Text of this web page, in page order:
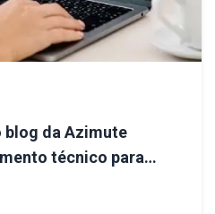
blog da Azimute
técnico para
em infraestrutura